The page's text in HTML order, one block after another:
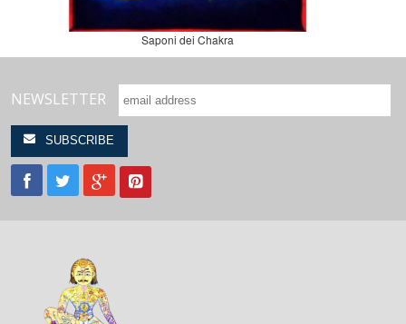
Saponi dei Chakra
NEWSLETTER